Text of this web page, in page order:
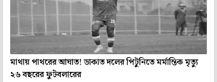
মাথায় পাথরের আঘাত! ডাকাত দলের পিটুনিতে মর্মান্তিক মৃত্যু
২৬ বছরের ফুটবলারের